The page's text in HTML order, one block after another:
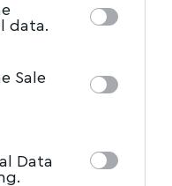
This
by us to
disclose it to
data.
Sale
Data
στο βιβλίο του
της
πριν ο
βιβλίου Λαμόγια